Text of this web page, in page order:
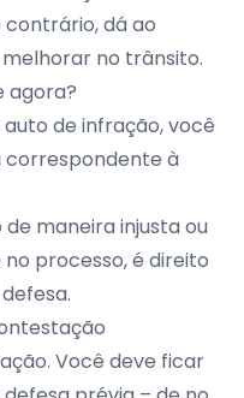
contrário, dá ao
no trânsito.
agora?
de infração, você
à
maneira injusta ou
processo, é direito
Você deve ficar